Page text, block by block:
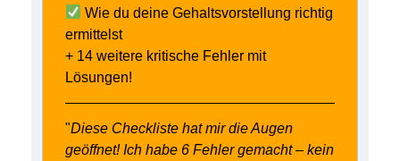
Wie du deine Gehaltsvorstellung richtig
ermittelst
+ 14 weitere kritische Fehler mit
Lösungen!
"Diese Checkliste hat mir die Augen
geöffnet! Ich habe 6 Fehler gemacht – kein